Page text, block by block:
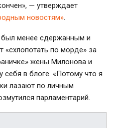
— утверждает
новостям».
был менее сдержанным и
«схлопотать по морде» за
жены Милонова и
себя в блоге. «Потому что я
лазают по личным
парламентарий.